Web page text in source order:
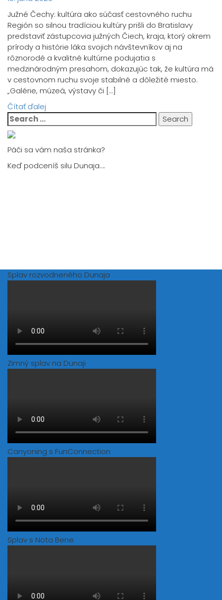
Južné Čechy: kultúra ako súčasť cestovného ruchu
Región so silnou tradíciou kultúry prišli do Bratislavy
predstaviť zástupcovia južných Čiech, kraja, ktorý okrem
prírody a histórie láka svojich návštevníkov aj na
rôznorodé a kvalitné kultúrne podujatia s
medzinárodným presahom, dokazujúc tak, že kultúra má
v cestovnom ruchu svoje stabilné a dôležité miesto.
„Galérie, múzeá, výstavy či […]
Čítať ďalej
Search
for:
Páči sa vám naša stránka?
Keď podceníš silu Dunaja….
Splav rozvodneného Dunaja
Zimný splav na Dunaji
Canyoning s FunConnection
Splav s Nota Bene